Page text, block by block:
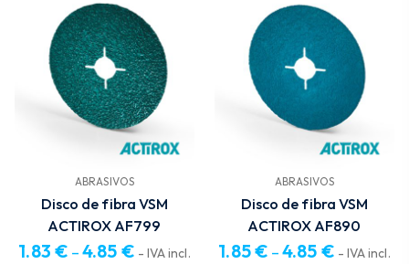
through
6.33 €
4.00 €
through
5.23 €
ABRASIVOS
Disco de fibra VSM
ACTIROX AF799
1.83 € – 4.85 € - IVA incl.
ABRASIVOS
Disco de fibra VSM
ACTIROX AF890
1.85€ – 4.85 € - IVA incl.